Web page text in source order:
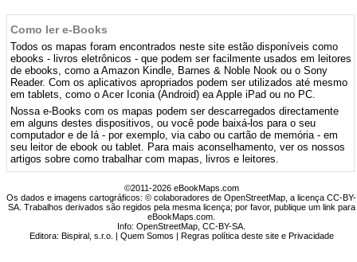
Como ler e-Books
Todos os mapas foram encontrados neste site estão disponíveis como
ebooks - livros eletrônicos - que podem ser facilmente usados ​​em leitores
de ebooks, como a Amazon Kindle, Barnes & Noble Nook ou o Sony
Reader. Com os aplicativos apropriados podem ser utilizados até mesmo
em tablets, como o Acer Iconia (Android) ea Apple iPad ou no PC.
Nossa e-Books com os mapas podem ser descarregados directamente
em alguns destes dispositivos, ou você pode baixá-los para o seu
computador e de lá - por exemplo, via cabo ou cartão de memória - em
seu leitor de ebook ou tablet. Para mais aconselhamento, ver os nossos
artigos sobre como trabalhar com mapas, livros e leitores.
©2011-2026 eBookMaps.com
Os dados e imagens cartográficos: © colaboradores de OpenStreetMap, a licença CC-BY-
SA. Trabalhos derivados são regidos pela mesma licença; por favor, publique um link para
eBookMaps.com.
Info:OpenStreetMap ,CC-BY-SA
Editora: Bispiral, s.r.o. | Quem Somos | Regras política deste site e Privacidade